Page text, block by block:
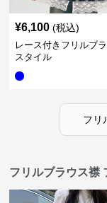
¥6,100 (税込)
レース付きフリルブ
スタイル
フリ
フリルブラウス襟